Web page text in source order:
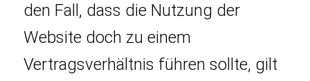
den Fall, dass die Nutzung der
Website doch zu einem
Vertragsverhältnis führen sollte, gilt